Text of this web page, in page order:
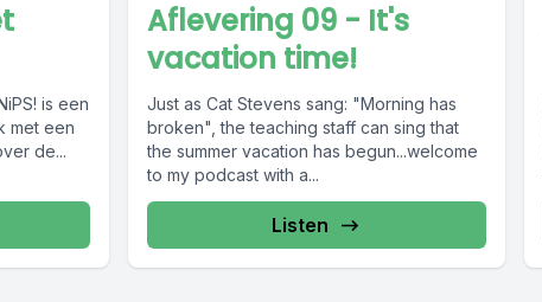
is een
met een
de...
Aflevering 09 - It's
vacation time!
Just as Cat Stevens sang: "Morning has
broken", the teaching staff can sing that
the summer vacation has begun...welcome
to my podcast with a...
Listen